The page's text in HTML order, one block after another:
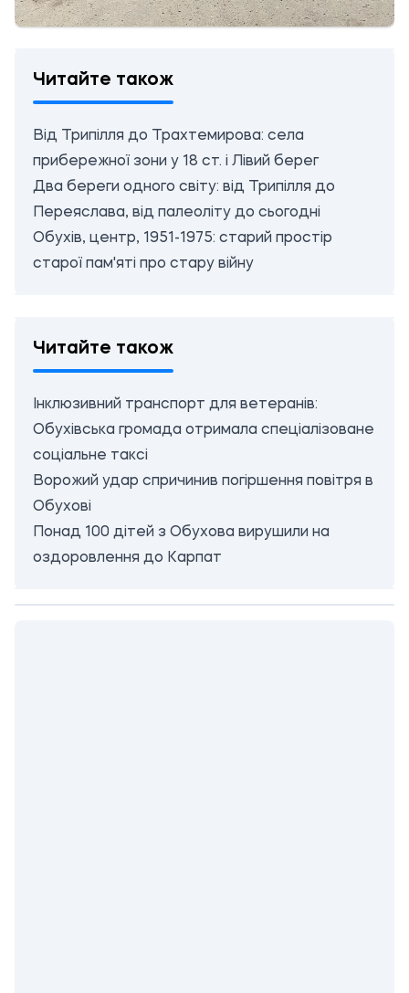
Читайте також
Від Трипілля до Трахтемирова: села
прибережної зони у 18 ст. і Лівий берег
Два береги одного світу: від Трипілля до
Переяслава, від палеоліту до сьогодні
Обухів, центр, 1951-1975: старий простір
старої пам'яті про стару війну
Читайте також
Інклюзивний транспорт для ветеранів:
Обухівська громада отримала спеціалізоване
соціальне таксі
Ворожий удар спричинив погіршення повітря в
Обухові
Понад 100 дітей з Обухова вирушили на
оздоровлення до Карпат